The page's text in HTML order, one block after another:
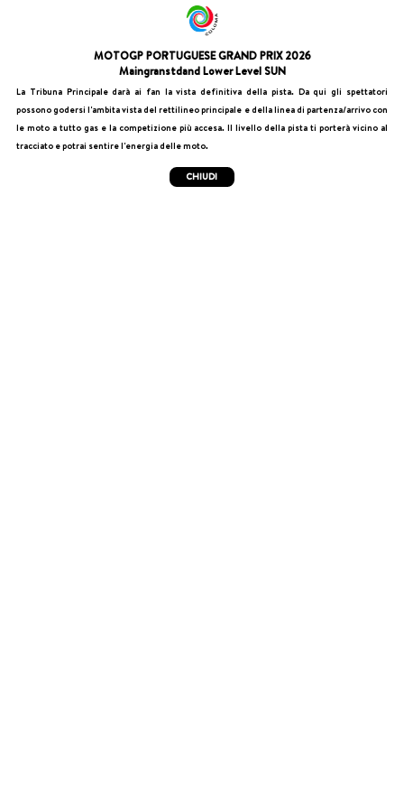
MOTOGP PORTUGUESE GRAND PRIX 2026
Maingranstdand Lower Level SUN
La Tribuna Principale darà ai fan la vista definitiva della pista. Da qui gli spettatori
possono godersi l'ambita vista del rettilineo principale e della linea di partenza/arrivo con
le moto a tutto gas e la competizione più accesa. Il livello della pista ti porterà vicino al
tracciato e potrai sentire l'energia delle moto.
CHIUDI